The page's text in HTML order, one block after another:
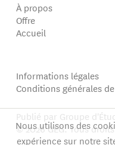
À propos
Offre
Accueil
Informations légales
Conditions générales
Publié par Groupe
© 2026 GEG. Tous
Nous utilisons des
expérience sur notre